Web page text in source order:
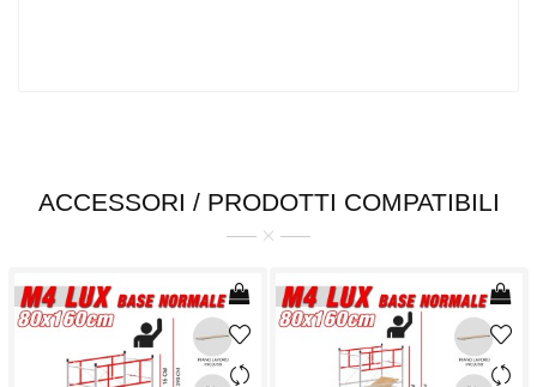
ACCESSORI / PRODOTTI COMPATIBILI